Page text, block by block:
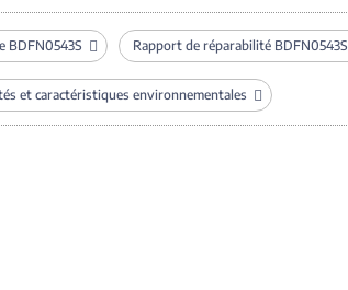
BDFN0543S Rapport de réparabilité BDFN0543S
et caractéristiques environnementales